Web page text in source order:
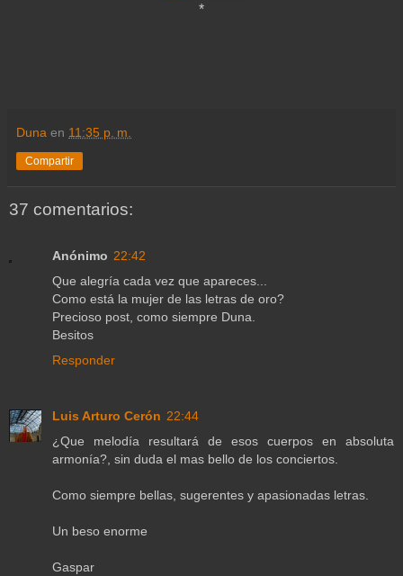
*
Duna en 11:35 p. m.
Compartir
37 comentarios:
Anónimo 22:42
Que alegría cada vez que apareces...
Como está la mujer de las letras de oro?
Precioso post, como siempre Duna.
Besitos
Responder
Luis Arturo Cerón 22:44
¿Que melodía resultará de esos cuerpos en absoluta
armonía?, sin duda el mas bello de los conciertos.
Como siempre bellas, sugerentes y apasionadas letras.
Un beso enorme
Gaspar